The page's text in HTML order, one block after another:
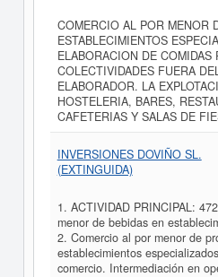
COMERCIO AL POR MENOR
ESTABLECIMIENTOS
ELABORACION DE COMIDAS
COLECTIVIDADES FUERA
ELABORADOR. LA
HOSTELERIA, BARES,
CAFETERIAS Y SALAS DE
INVERSIONES DOVIÑO SL.
(EXTINGUIDA)
1. ACTIVIDAD PRINCIPAL:
menor de bebidas en
2. Comercio al por menor de
establecimientos
comercio. Intermediación en